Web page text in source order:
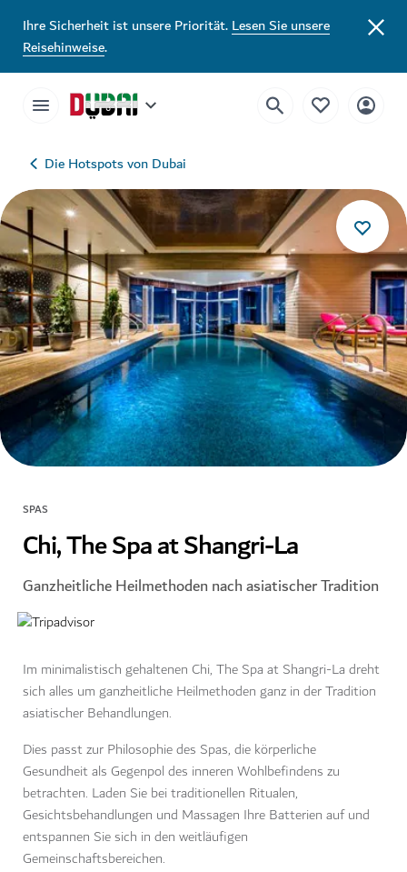
Ihre Sicherheit ist unsere Priorität.Lesen Sie unsere
Reisehinweise.
Die Hotspots von Dubai
SPAS
Chi, The Spa at Shangri-La
Ganzheitliche Heilmethoden nach asiatischer Tradition
Im minimalistisch gehaltenen Chi, The Spa at Shangri-La dreht
sich alles um ganzheitliche Heilmethoden ganz in der Tradition
asiatischer Behandlungen.
Dies passt zur Philosophie des Spas, die körperliche
Gesundheit als Gegenpol des inneren Wohlbefindens zu
betrachten. Laden Sie bei traditionellen Ritualen,
Gesichtsbehandlungen und Massagen Ihre Batterien auf und
entspannen Sie sich in den weitläufigen
Gemeinschaftsbereichen.